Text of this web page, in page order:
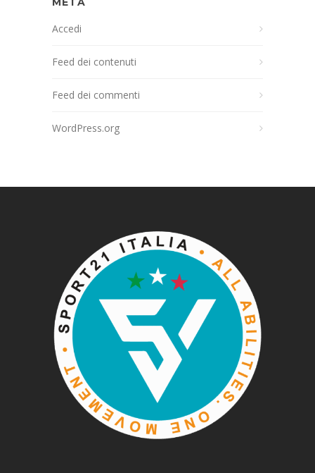
Accedi
Feed dei contenuti
Feed dei commenti
WordPress.org